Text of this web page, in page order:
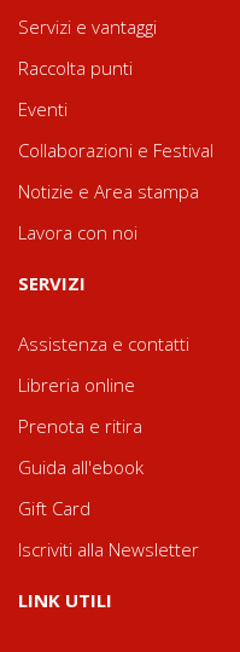
Servizi e vantaggi
Raccolta punti
Eventi
Collaborazioni e Festival
Notizie e Area stampa
Lavora con noi
SERVIZI
Assistenza e contatti
Libreria online
Prenota e ritira
Guida all'ebook
Gift Card
Iscriviti alla Newsletter
LINK UTILI